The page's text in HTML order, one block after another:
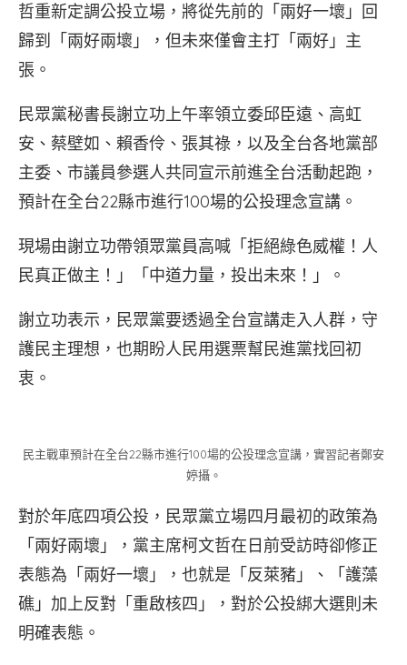
哲重新定調公投立場，將從先前的「兩好一壞」回
歸到「兩好兩壞」，但未來僅會主打「兩好」主
張。
民眾黨秘書長謝立功上午率領立委邱臣遠、高虹
安、蔡壁如、賴香伶、張其祿，以及全台各地黨部
主委、市議員參選人共同宣示前進全台活動起跑，
預計在全台22縣市進行100場的公投理念宣講。
現場由謝立功帶領眾黨員高喊「拒絕綠色威權！人
民真正做主！」「中道力量，投出未來！」。
謝立功表示，民眾黨要透過全台宣講走入人群，守
護民主理想，也期盼人民用選票幫民進黨找回初
衷。
民主戰車預計在全台22縣市進行100場的公投理念宣講，實習記者鄭安
婷攝。
對於年底四項公投，民眾黨立場四月最初的政策為
「兩好兩壞」，黨主席柯文哲在日前受訪時卻修正
表態為「兩好一壞」，也就是「反萊豬」、「護藻
礁」加上反對「重啟核四」，對於公投綁大選則未
明確表態。